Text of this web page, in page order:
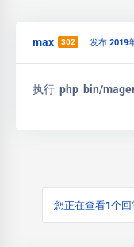
max 302 发布 2019
执行 php bin/
您正在查看1个回